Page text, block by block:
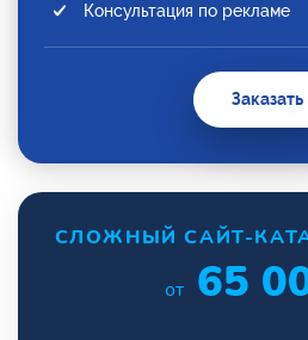
Консультация по рекламе
Заказать
СЛОЖНЫЙ САЙТ-
от 65